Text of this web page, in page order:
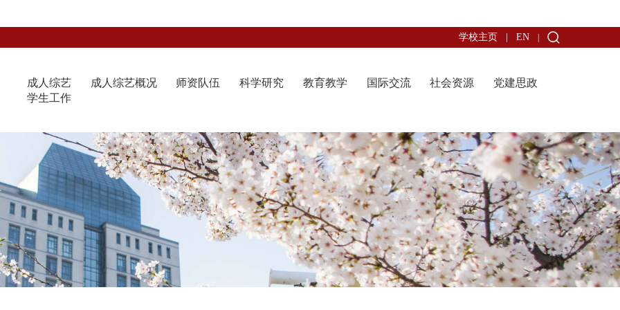
学校主页 EN
成人综艺 成人综艺概况 师资队伍 科学研究 教育教学 国际交流 社会资源
党建思政
学生工作